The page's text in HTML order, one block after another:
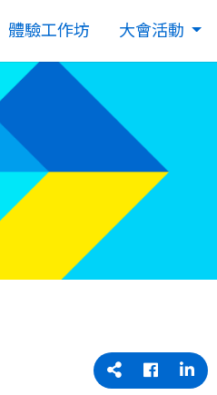
體驗工作坊 大會活動